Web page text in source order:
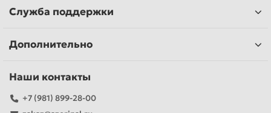
Служба поддержки
Дополнительно
Наши контакты
+7 (981) 899-28-00